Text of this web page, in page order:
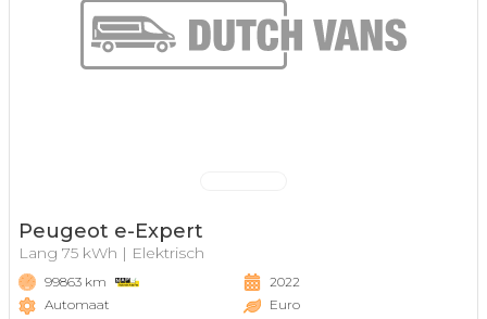
Peugeot e-Expert
Lang 75 kWh | Elektrisch
99863 km
Automaat
2022
Euro